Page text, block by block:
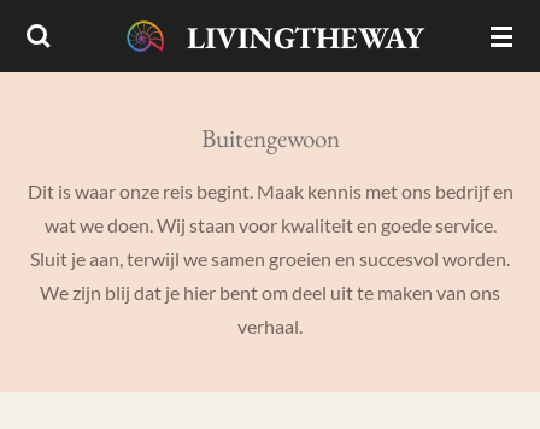
Ga
LIVINGTHEWAY
Buitengewoon
Dit is waar onze reis begint. Maak kennis met ons bedrijf en
wat we doen. Wij staan voor kwaliteit en goede service.
Sluit je aan, terwijl we samen groeien en succesvol worden.
We zijn blij dat je hier bent om deel uit te maken van ons
verhaal.